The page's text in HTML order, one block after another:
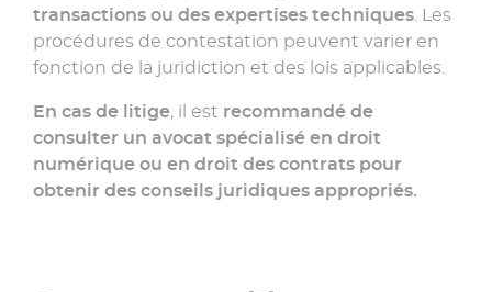
transactions ou des expertises techniques. Les
procédures de contestation peuvent varier en
fonction de la juridiction et des lois applicables.
En cas de litige, il est recommandé de
consulter un avocat spécialisé en droit
numérique ou en droit des contrats pour
obtenir des conseils juridiques appropriés.